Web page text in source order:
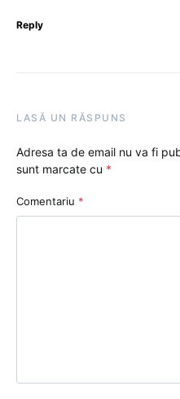
Reply
LASĂ UN RĂSPUNS
Adresa ta de email nu va fi
sunt marcate cu *
Comentariu *